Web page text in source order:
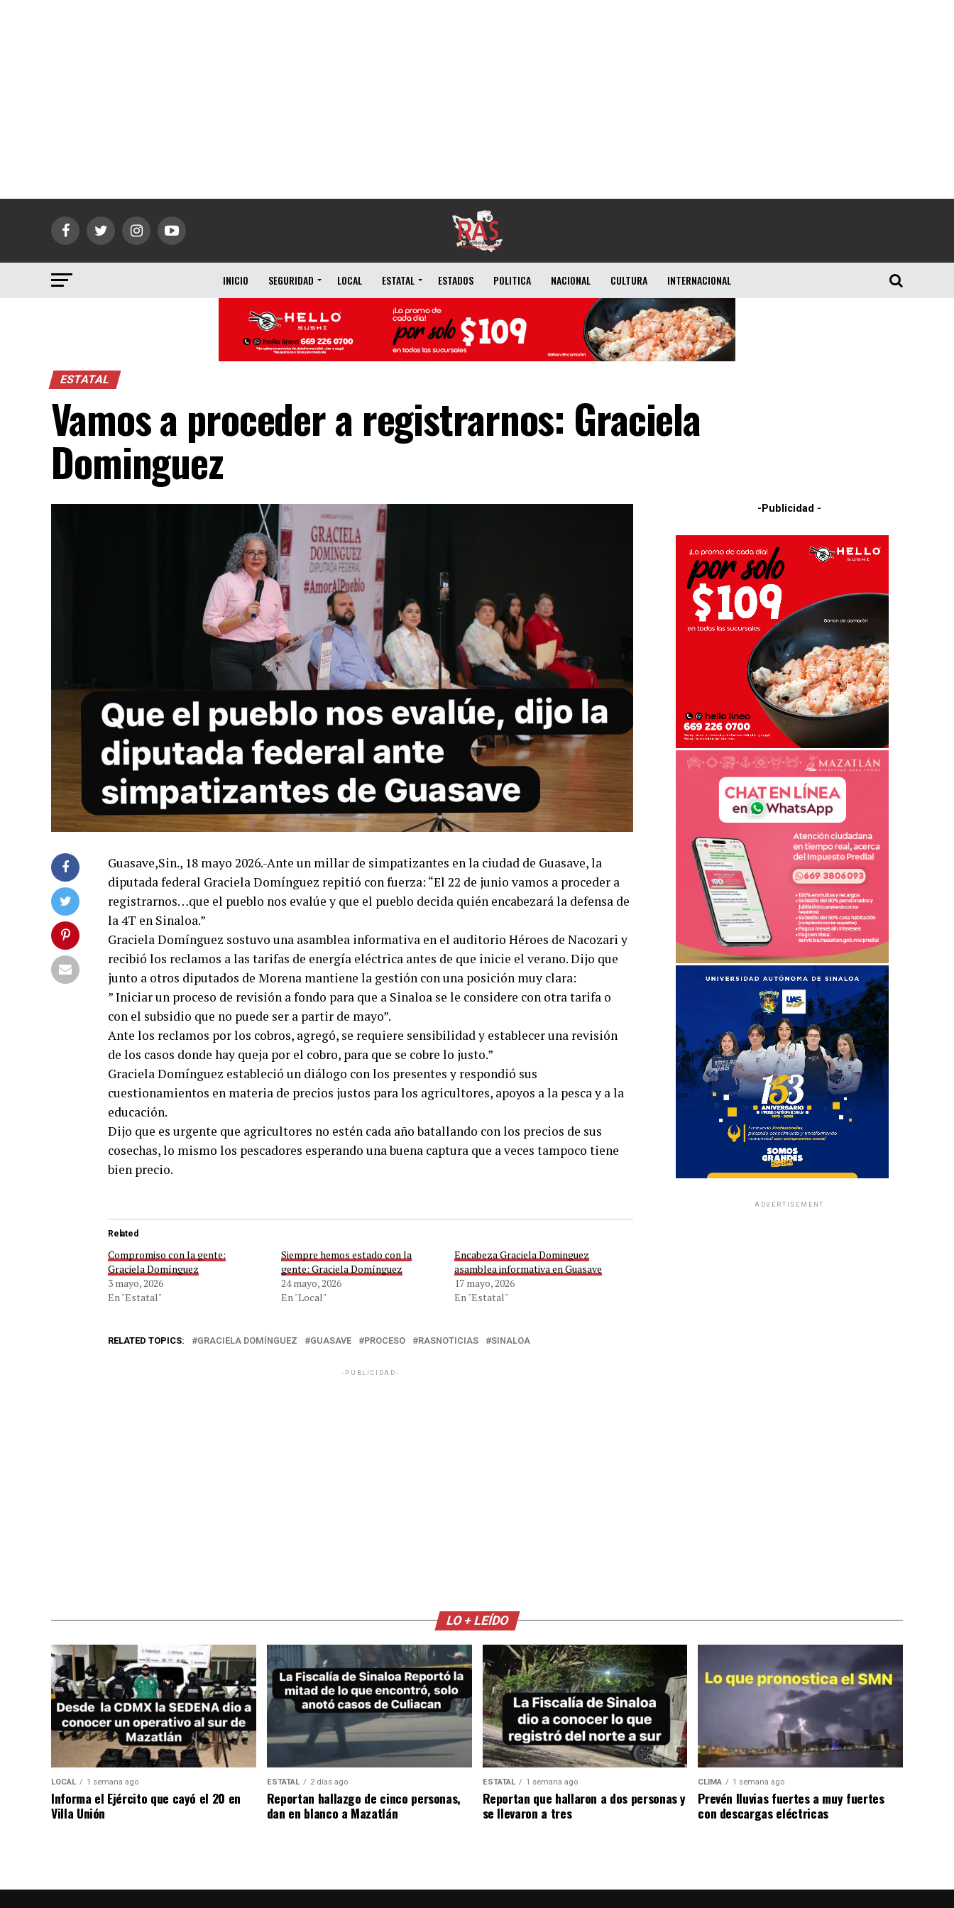
INICIO SEGURIDAD LOCAL ESTATAL ESTADOS POLITICA NACIONAL CULTURA INTERNACIONAL
ESTATAL
Vamos a proceder a registrarnos: Graciela
Dominguez
Guasave,Sin., 18 mayo 2026.-Ante un millar de simpatizantes en la ciudad de Guasave, la
diputada federal Graciela Domínguez repitió con fuerza: “El 22 de junio vamos a proceder a
registrarnos…que el pueblo nos evalúe y que el pueblo decida quién encabezará la defensa de
la 4T en Sinaloa.”
Graciela Domínguez sostuvo una asamblea informativa en el auditorio Héroes de Nacozari y
recibió los reclamos a las tarifas de energía eléctrica antes de que inicie el verano. Dijo que
junto a otros diputados de Morena mantiene la gestión con una posición muy clara:
” Iniciar un proceso de revisión a fondo para que a Sinaloa se le considere con otra tarifa o
con el subsidio que no puede ser a partir de mayo”.
Ante los reclamos por los cobros, agregó, se requiere sensibilidad y establecer una revisión
de los casos donde hay queja por el cobro, para que se cobre lo justo.”
Graciela Domínguez estableció un diálogo con los presentes y respondió sus
cuestionamientos en materia de precios justos para los agricultores, apoyos a la pesca y a la
educación.
Dijo que es urgente que agricultores no estén cada año batallando con los precios de sus
cosechas, lo mismo los pescadores esperando una buena captura que a veces tampoco tiene
bien precio.
Related
Compromiso con la gente:
Graciela Domínguez
3 mayo, 2026
En "Estatal"
Siempre hemos estado con la
gente: Graciela Domínguez
24 mayo, 2026
En "Local"
Encabeza Graciela Dominguez
asamblea informativa en Guasave
17 mayo, 2026
En "Estatal"
RELATED TOPICS: GRACIELA DOMÍNGUEZ GUASAVE PROCESO RASNOTICIAS SINALOA
-PUBLICIDAD-
-Publicidad -
ADVERTISEMENT
LO + LEÍDO
LOCAL 1 semana ago
Informa el Ejército que cayó el 20 en
Villa Unión
ESTATAL 2 días ago
Reportan hallazgo de cinco personas,
dan en blanco a Mazatlán
ESTATAL 1 semana ago
Reportan que hallaron a dos personas y
se llevaron a tres
CLIMA 1 semana ago
Prevén lluvias fuertes a muy fuertes
con descargas eléctricas